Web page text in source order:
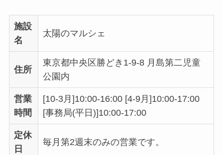
施設
名
太陽のマルシェ
住所
東京都中央区勝どき1-9-8 月島第二児童
公園内
営業
時間
[10-3月]10:00-16:00 [4-9月]10:00-17:00
[事務局(平日)]10:00-17:00
定休
日
毎月第2週末のみの営業です。